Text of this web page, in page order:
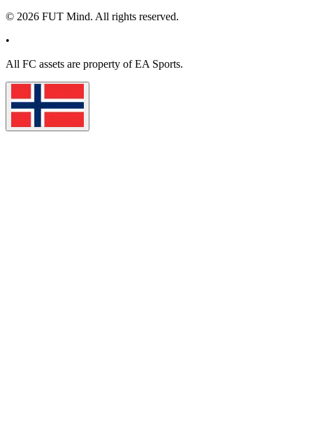
© 2026 FUT Mind. All rights reserved.
•
All FC assets are property of EA Sports.